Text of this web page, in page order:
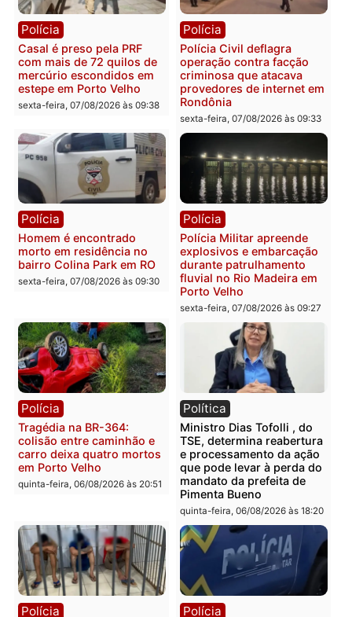
Polícia
2 MILHÕES – Unnesa
apresenta documentos
que comprovam
transparência e legalidade
na operação alvo da PF
Polícia
Polícia Federal apreende
400 quilos de drogas e
prende motorista em RO
sexta-feira, 07/08/2026 às
Polícia
Casal é preso pela PRF
com mais de 72 quilos de
mercúrio escondidos em
sexta-feira, 07/08/2026 às 09:38
Polícia
Polícia Civil deflagra
operação contra facção
criminosa que atacava
provedores de internet
Rondônia
sexta-feira, 07/08/2026 às
Polícia
Homem é encontrado
morto em residência no
Polícia
Polícia Militar apreende
explosivos e
durante patrulhamento
fluvial no Rio Madeira em
Porto Velho
sexta-feira, 07/08/2026 às